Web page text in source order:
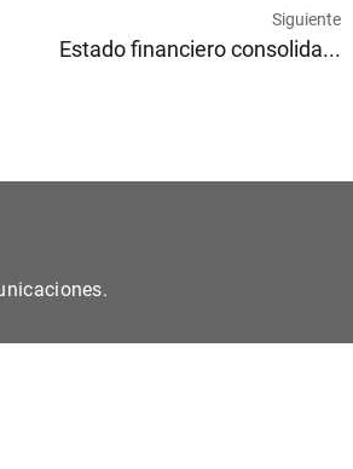
Siguiente
Estado financiero consolida...